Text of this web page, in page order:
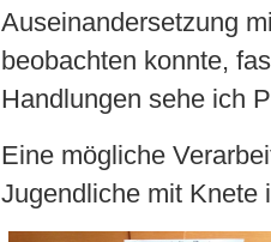
Auseinandersetzung
beobachten konnte,
Handlungen sehe ich
Eine mögliche
Jugendliche mit Knete